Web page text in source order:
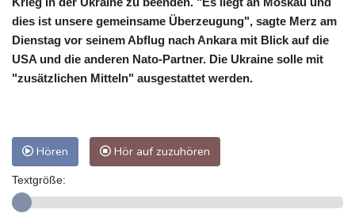
dies ist unsere gemeinsame Überzeugung", sagte Merz am
Dienstag vor seinem Abflug nach Ankara mit Blick auf die
USA und die anderen Nato-Partner. Die Ukraine solle mit
"zusätzlichen Mitteln" ausgestattet werden.
Hören Hör auf zuzuhören
Textgröße: